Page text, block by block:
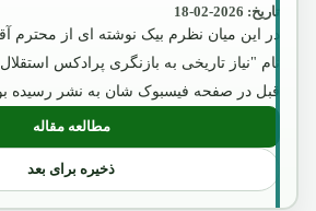
تاریخ: 2026-02-18
در این میان نظرم بیک نوشته ای از محترم
نام "نیاز تاریخی به بازنگری پرادکس
قبل در صفحه فیسبوک شان به نشر رسیده
مطالعه مقاله
: آگست2018
ذخیره برای بعد